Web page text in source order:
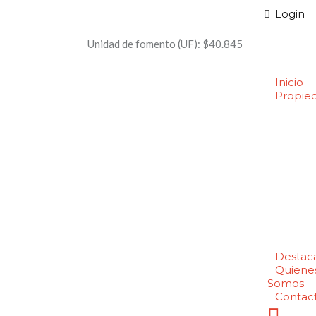
Login
Unidad de fomento (UF): $40.845
Inicio
Somos